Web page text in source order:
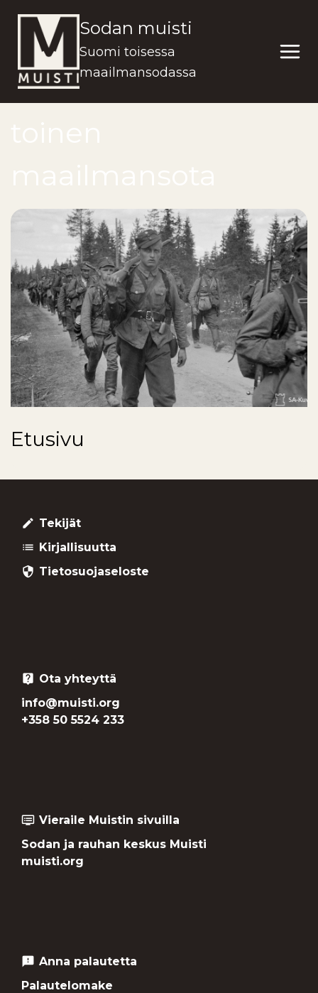
sisältöön
Sodan muisti
Suomi toisessa
maailmansodassa
Etusivu
create Tekijät
list Kirjallisuutta
security Tietosuojaseloste
live_help
Ota yhteyttä
info@muisti.org
+358 50 5524 233
dvr Vieraile Muistin sivuilla
Sodan ja rauhan keskus Muisti
muisti.org
feedback Anna palautetta
Palautelomake